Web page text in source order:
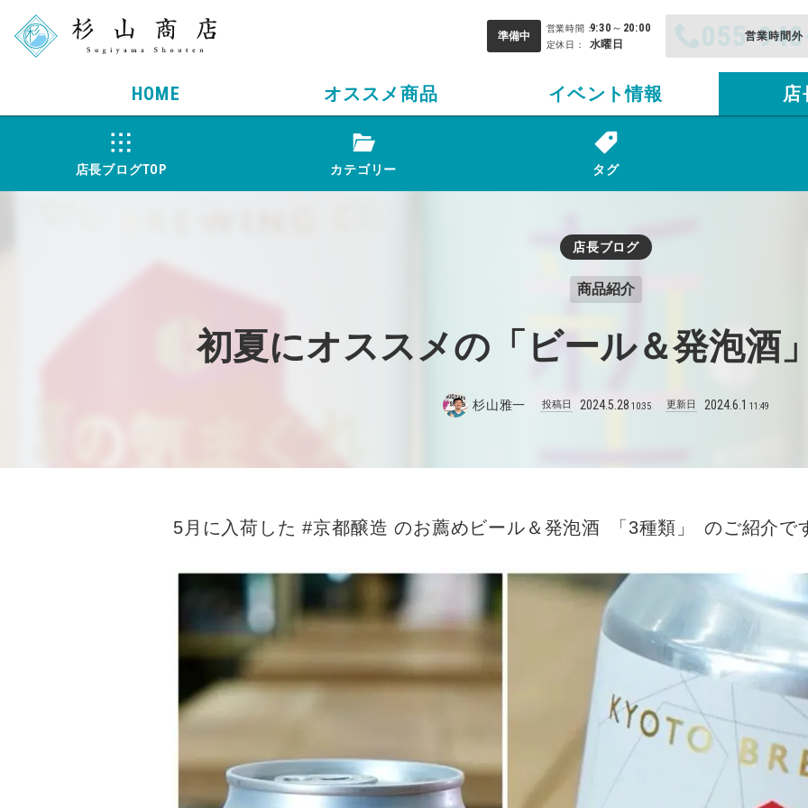
準備中
営業時間：9:30 ～ 20:00
定休日： 水曜日 055-
HOME オススメ商品 イベント情報 店
店長ブログTOP カテゴリー タグ
店長ブログ
商品紹介
初夏にオススメの「ビール＆発泡酒
杉山雅一 投稿日 2024.5 28 10:35 更新日 2024.6 .1 11:49
5月に入荷した #京都醸造 のお薦めビール＆発泡酒 「 3種類 」 のご紹介で